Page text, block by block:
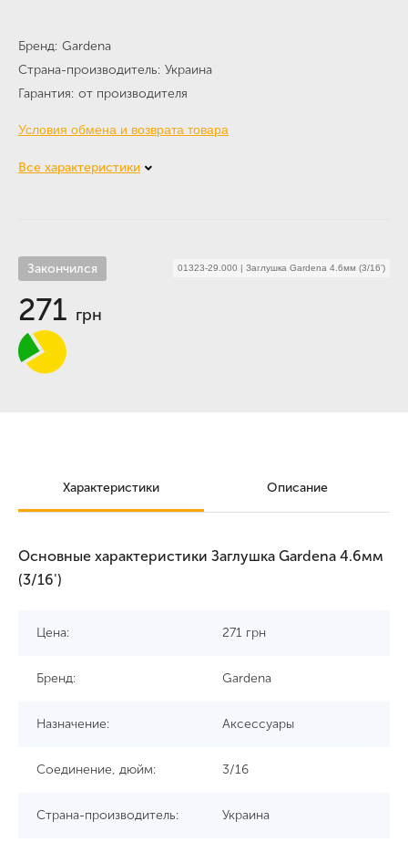
Бренд Gardena
Страна-производитель Украина
Гарантия от производителя
Условия обмена и возврата товара
Все характеристики
Закончился 01323-29.000 | Заглушка Gardena 4.6мм (3/16')
271 грн
Характеристики Описание
Основные характеристики Заглушка Gardena 4.6мм
(3/16')
Цена: 271 грн
Бренд: Gardena
Назначение: Аксессуары
Соединение, дюйм: 3/16
Страна-производитель: Украина